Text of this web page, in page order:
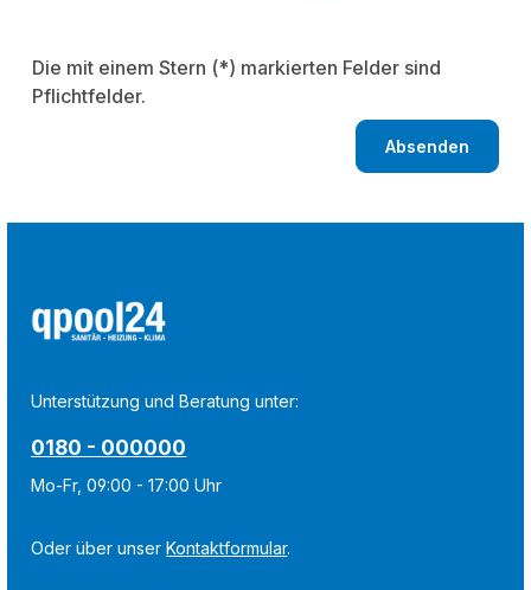
Die mit einem Stern (*) markierten Felder sind
Pflichtfelder.
Absenden
Unterstützung und Beratung unter:
0180 - 000000
Mo-Fr, 09:00 - 17:00 Uhr
Oder über unserKontaktformular.